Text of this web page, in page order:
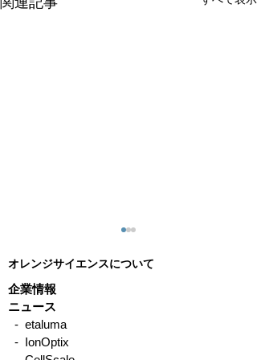
オレンジサイエンスについて
企業情報
ニュース
- etaluma
- IonOptix